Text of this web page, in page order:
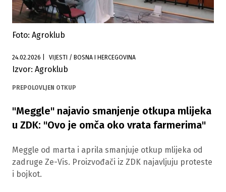
Foto: Agroklub
24.02.2026 VIJESTI / BOSNA I HERCEGOVINA
Izvor: Agroklub
PREPOLOVLJEN OTKUP
"Meggle" najavio smanjenje otkupa mlijeka
u ZDK: "Ovo je omča oko vrata farmerima"
Meggle od marta i aprila smanjuje otkup mlijeka od
zadruge Ze-Vis. Proizvođači iz ZDK najavljuju proteste
i bojkot.